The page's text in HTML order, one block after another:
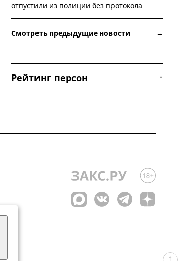
отпустили из полиции без протокола
Смотреть предыдущие новости →
Рейтинг персон ↑